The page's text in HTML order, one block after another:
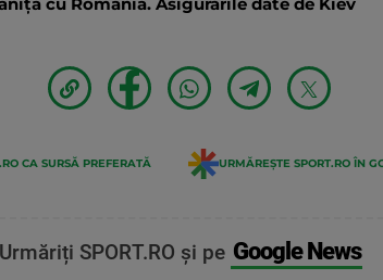
CA SURSĂ PREFERATĂ URMĂREȘTE SPORT.RO ÎN
Urmăriți SPORT.RO și pe Google News